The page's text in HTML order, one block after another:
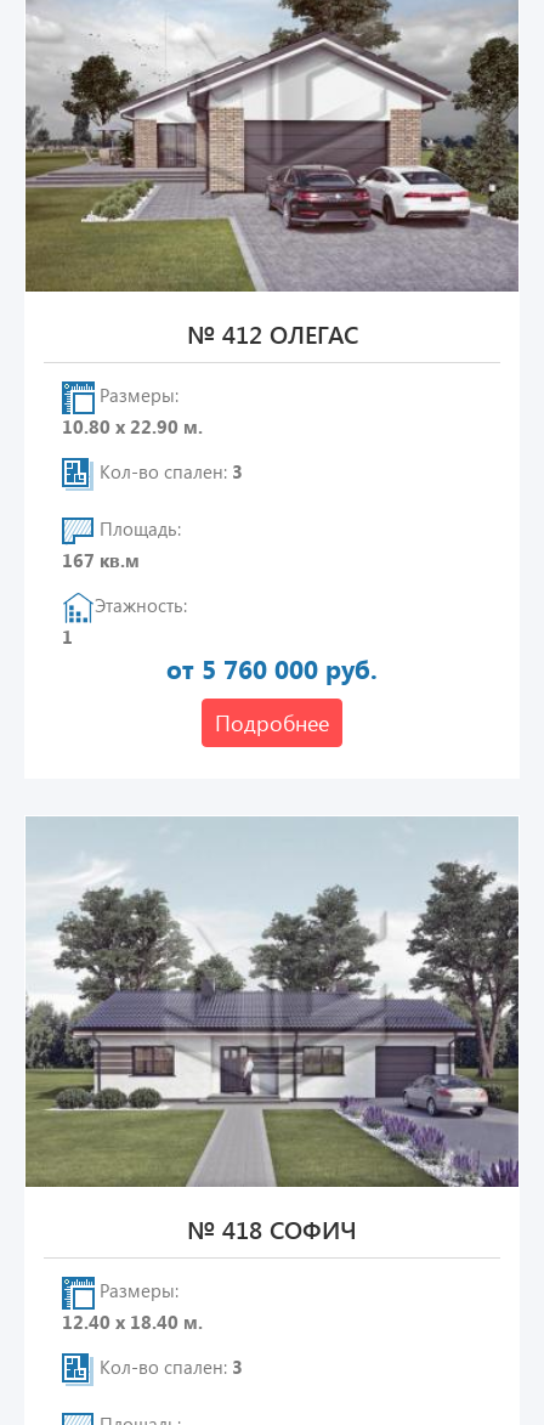
№ 412 ОЛЕГАС
Размеры:
10.80 х 22.90 м.
Кол-во спален: 3
Площадь:
167 кв.м
Этажность:
1
от 5 760 000 руб.
Подробнее
№ 418 СОФИЧ
Размеры:
12.40 х 18.40 м.
Кол-во спален: 3